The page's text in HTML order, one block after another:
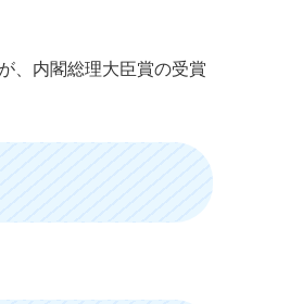
、内閣総理大臣賞の受賞